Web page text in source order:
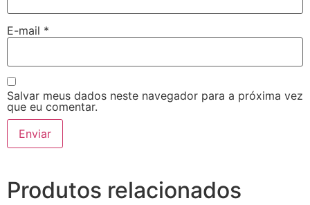
E-mail *
Salvar meus dados neste navegador para a próxima vez
que eu comentar.
Produtos relacionados